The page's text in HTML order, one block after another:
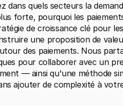
dans quels secteurs la
forte, pourquoi les
de croissance clé pour
une proposition de
des paiements. Nous
pour collaborer avec un
— ainsi qu'une méthode
ajouter de complexité à